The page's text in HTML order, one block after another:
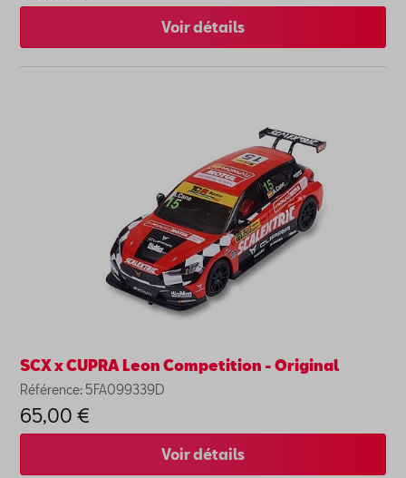
Voir détails
SCX x CUPRA Leon Competition - Original
Référence: 5FA099339D
65,00 €
Voir détails